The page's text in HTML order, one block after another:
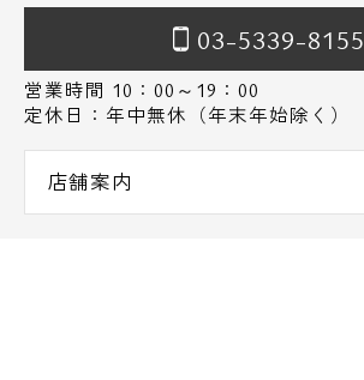
03-5339-8155
営業時間 10：00～19：00
定休日：年中無休（年末年始除く）
店舗案内